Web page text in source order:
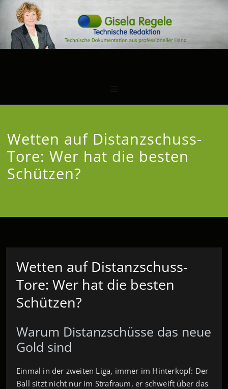
Wetten auf Distanzschuss-
Tore: Wer hat die besten
Schützen?
Wetten auf Distanzschuss-
Tore: Wer hat die besten
Schützen?
Warum Distanzschüsse das neue
Gold sind
Einmal in der zweiten Liga, immer im Hinterkopf: Der
Ball sitzt nicht nur im Strafraum, er schweift über das